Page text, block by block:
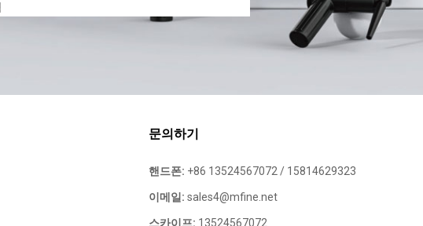
문의하기
핸드폰: +86 13524567072 / 15814629323
이메일: sales4@mfine.net
스카이프: 13524567072